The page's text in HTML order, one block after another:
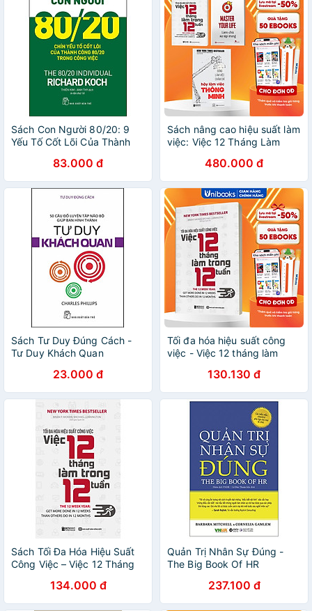
Sách Con Người 80/20: 9
Yếu Tố Cốt Lõi Của Thành
83.000 đ
Sách nâng cao hiệu suất làm
việc: Việc 12 Tháng Làm
Life + Hãy Làm Việc Thông
Minh
480.000 đ
Sách Tư Duy Đúng Cách -
Tư Duy Khách Quan
23.000 đ
Tối đa hóa hiệu suất công
việc - Việc 12 tháng làm
130.130 đ
Sách Tối Đa Hóa Hiệu Suất
Công Việc – Việc 12 Tháng
134.000 đ
Quản Trị Nhân Sự Đúng -
The Big Book Of HR
237.100 đ